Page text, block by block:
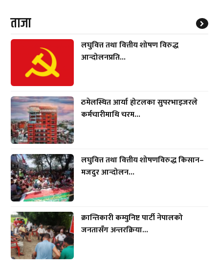
ताजा
लघुवित्त तथा वित्तीय शोषण विरुद्ध
आन्दोलनप्रति...
ठमेलस्थित आर्या होटलका सुपरभाइजरले
कर्मचारीमाथि चरम...
लघुवित्त तथा वित्तीय शोषणविरुद्ध किसान–
मजदुर आन्दोलन...
क्रान्तिकारी कम्युनिष्ट पार्टी नेपालको
जनतासँग अन्तरक्रिया...